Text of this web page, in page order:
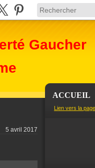
Gaucher
5 avril 2017
ACCUEIL
Lien vers la